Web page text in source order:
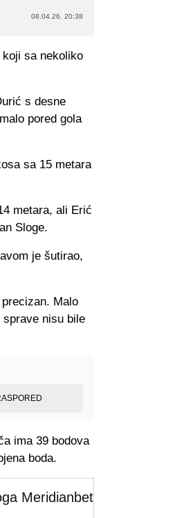
08.04.26. 20:38
sa nekoliko
s desne
pored gola
sa 15 metara
metara, ali Erić
Sloge.
je šutirao,
Malo
sprave nisu bile
ima 39 bodova
boda.
Meridianbet